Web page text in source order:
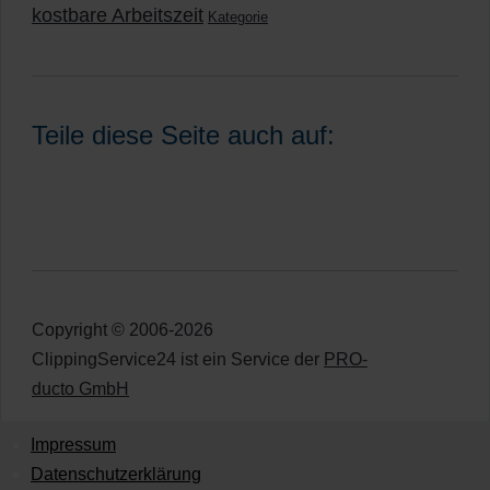
kostbare Arbeitszeit Kategorie
Teile diese Seite auch auf:
Copyright © 2006-2026
ClippingService24 ist ein Service der PRO-
ducto GmbH
Impressum
Datenschutzerklärung